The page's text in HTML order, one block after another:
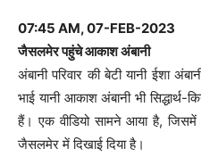
07:45 AM, 07-FEB-2023
जैसलमेर पहुंचे आकाश अंबानी
अंबानी परिवार की बेटी यानी ईशा
भाई यानी आकाश अंबानी भी
हैं। एक वीडियो सामने आया है, जिसमें
जैसलमेर में दिखाई दिया है।